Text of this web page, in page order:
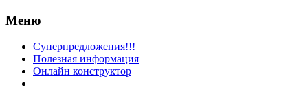
Меню
Суперпредложения!!!
Полезная информация
Онлайн конструктор